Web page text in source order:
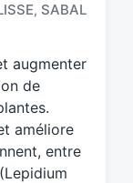
, SABAL
augmenter
de
améliore
entre